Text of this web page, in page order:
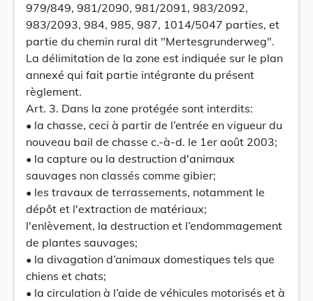
979/849, 981/2090, 981/2091, 983/2092,
983/2093, 984, 985, 987, 1014/5047 parties, et
partie du chemin rural dit "Mertesgrunderweg".
La délimitation de la zone est indiquée sur le plan
annexé qui fait partie intégrante du présent
règlement.
Art. 3. Dans la zone protégée sont interdits:
• la chasse, ceci à partir de l’entrée en vigueur du
nouveau bail de chasse c.-à-d. le 1er août 2003;
• la capture ou la destruction d'animaux
sauvages non classés comme gibier;
• les travaux de terrassements, notamment le
dépôt et l'extraction de matériaux;
l'enlèvement, la destruction et l’endommagement
de plantes sauvages;
• la divagation d’animaux domestiques tels que
chiens et chats;
• la circulation à l’aide de véhicules motorisés et à